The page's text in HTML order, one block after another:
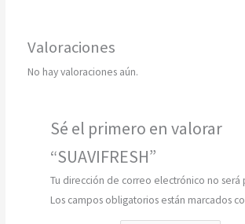
Valoraciones
No hay valoraciones aún.
Sé el primero en valorar
“SUAVIFRESH”
Tu dirección de correo electrónico no será
Los campos obligatorios están marcados